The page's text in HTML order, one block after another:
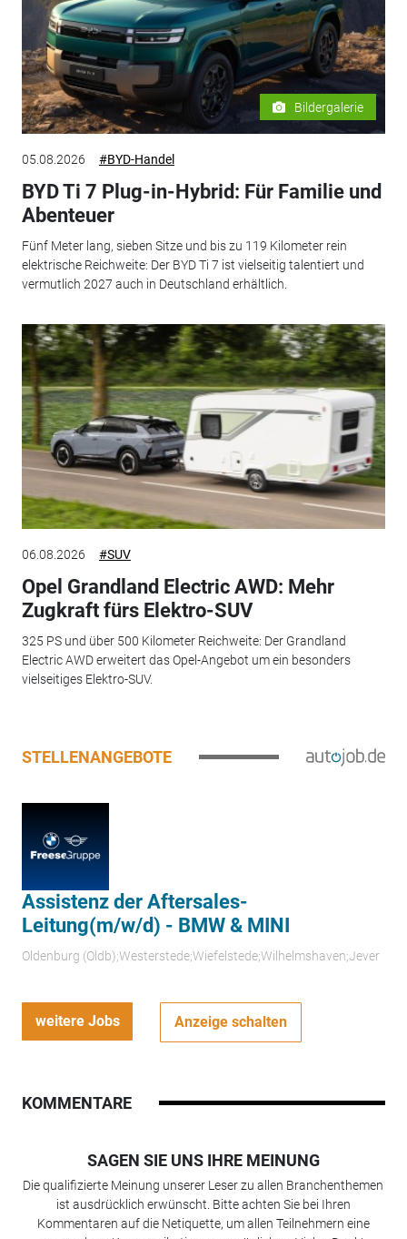
Bildergalerie
05.08.2026 #BYD-Handel
BYD Ti 7 Plug-in-Hybrid: Für Familie und
Abenteuer
Fünf Meter lang, sieben Sitze und bis zu 119 Kilometer rein
elektrische Reichweite: Der BYD Ti 7 ist vielseitig talentiert und
vermutlich 2027 auch in Deutschland erhältlich.
06.08.2026 #SUV
Opel Grandland Electric AWD: Mehr
Zugkraft fürs Elektro-SUV
325 PS und über 500 Kilometer Reichweite: Der Grandland
Electric AWD erweitert das Opel-Angebot um ein besonders
vielseitiges Elektro-SUV.
STELLENANGEBOTE
Assistenz der Aftersales-
Leitung(m/w/d) - BMW & MINI
Oldenburg (Oldb);Westerstede;Wiefelstede;Wilhelmshaven;Jever
weitere Jobs Anzeige schalten
KOMMENTARE
SAGEN SIE UNS IHRE MEINUNG
Die qualifizierte Meinung unserer Leser zu allen Branchenthemen
ist ausdrücklich erwünscht. Bitte achten Sie bei Ihren
Kommentaren auf die Netiquette, um allen Teilnehmern eine